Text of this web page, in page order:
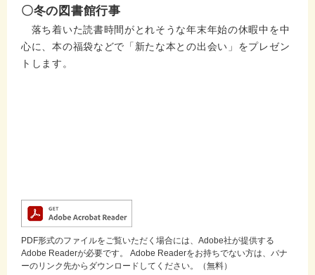
〇冬の図書館行事
落ち着いた読書時間がとれそうな年末年始の休暇中を中
心に、本の福袋などで「新たな本との出会い」をプレゼン
トします。
PDF形式のファイルをご覧いただく場合には、Adobe社が提供する
Adobe Readerが必要です。
Adobe Readerをお持ちでない方は、バナ
ーのリンク先からダウンロードしてください。（無料）